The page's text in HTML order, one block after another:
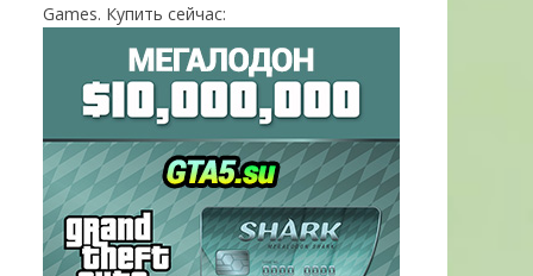
Games. Купить сейчас: